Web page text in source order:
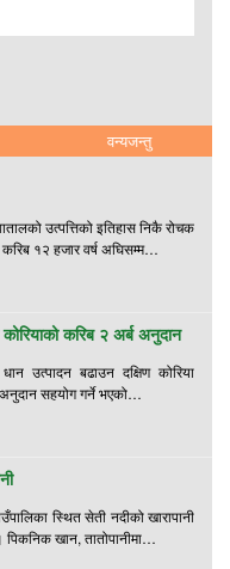
वन्यजन्तु
उत्पत्तिको इतिहास निकै रोचक
१२ हजार वर्ष अघिसम्म…
करिब २ अर्ब अनुदान
उत्पादन बढाउन दक्षिण कोरिया
सहयोग गर्ने भएको…
स्थित सेती नदीको खारापानी
खान, तातोपानीमा…